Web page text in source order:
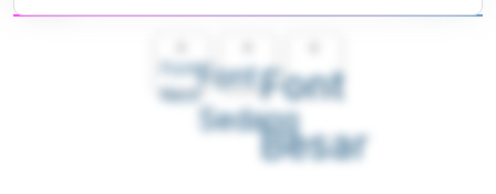
Font
Kecil
Font
Sedang
Font
Besar